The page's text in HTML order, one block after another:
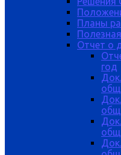
Планы
Отчет о
год